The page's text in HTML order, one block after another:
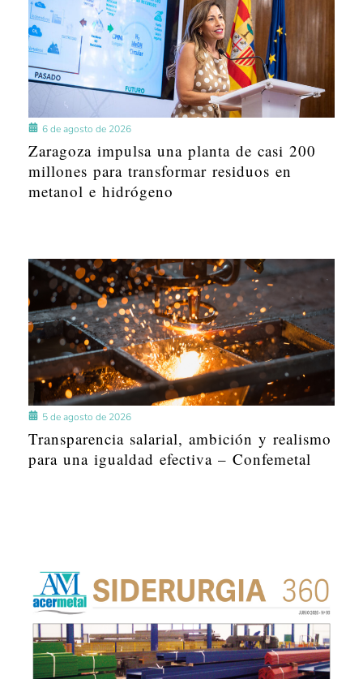
6 de agosto de 2026
Zaragoza impulsa una planta de casi 200
millones para transformar residuos en
metanol e hidrógeno
5 de agosto de 2026
Transparencia salarial, ambición y realismo
para una igualdad efectiva – Confemetal